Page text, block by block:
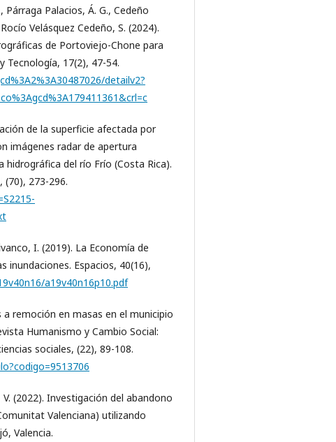
Párraga Palacios, Á. G., Cedeño
Velásquez Cedeño, S. (2024).
de Portoviejo-Chone para
Tecnología, 17(2), 47-54.
detailv2?
de la superficie afectada por
imágenes radar de apertura
hidrográfica del río Frío (Costa Rica).
(70), 273-296.
I. (2019). La Economía de
inundaciones. Espacios, 40(16),
a19v40n16p10.pdf
remoción en masas en el municipio
Humanismo y Cambio Social:
sociales, (22), 89-108.
(2022). Investigación del abandono
Valenciana) utilizando
Valencia.